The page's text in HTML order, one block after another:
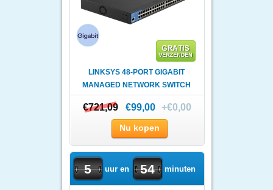
LINKSYS 48-PORT GIGABIT
MANAGED NETWORK SWITCH
WIT..
€721,09
€721,09 €99,00 +€0,00
Nu kopen
5 uur en 54 minuten